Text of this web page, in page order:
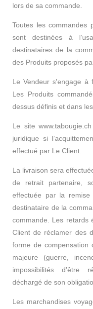
lors de sa commande.
Toutes les commandes
sont destinées à
destinataires de la
des Produits proposés
Le Vendeur s'engage à
Les Produits
dessus définis et dans
Le site
juridique si
effectué par Le Client.
La livraison sera
de retrait partenaire,
effectuée par la
destinataire de la
commande. Les retards
Client de réclamer des
forme de compensation
majeure (guerre,
impossibilités d’être
déchargé de son
Les marchandises